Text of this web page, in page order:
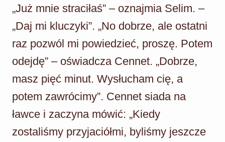
„Już mnie straciłaś” – oznajmia Selim. –
„Daj mi kluczyki”. „No dobrze, ale ostatni
raz pozwól mi powiedzieć, proszę. Potem
odejdę” – oświadcza Cennet. „Dobrze,
masz pięć minut. Wysłucham cię, a
potem zawrócimy”. Cennet siada na
ławce i zaczyna mówić: „Kiedy
zostaliśmy przyjaciółmi, byliśmy jeszcze